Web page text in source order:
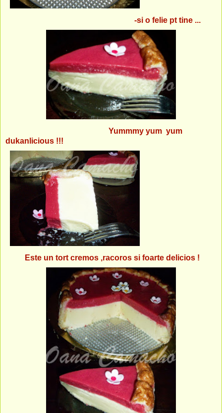
-si o felie pt tine ...
Yummmy yum yum
dukanlicious !!!
Este un tort cremos ,racoros si foarte delicios !